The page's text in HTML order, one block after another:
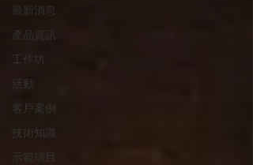
最新消息
產品資訊
工作坊
活動
客戶案例
技術知識
示範項目